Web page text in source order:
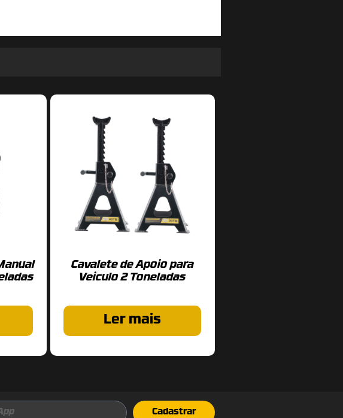
Cavalete de Apoio para
Veiculo 2 Toneladas
Ler mais
Cadastrar